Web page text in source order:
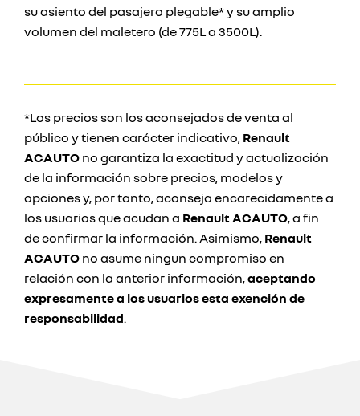
su asiento del pasajero plegable* y su amplio
volumen del maletero (de 775L a 3500L).
*Los precios son los aconsejados de venta al
público y tienen carácter indicativo, Renault
ACAUTO no garantiza la exactitud y actualización
de la información sobre precios, modelos y
opciones y, por tanto, aconseja encarecidamente a
los usuarios que acudan a Renault ACAUTO, a fin
de confirmar la información. Asimismo, Renault
ACAUTO no asume ningun compromiso en
relación con la anterior información,aceptando
expresamente a los usuarios esta exención de
responsabilidad.